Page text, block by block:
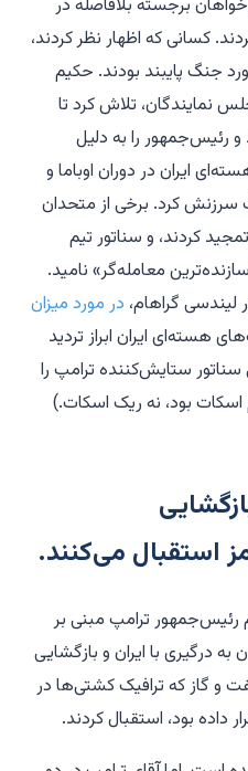
برجسته بلافاصله در
کسانی که اظهار نظر کردند،
جنگ پایبند بودند. حکیم
نمایندگان، تلاش کرد تا
رئیس‌جمهور را به دلیل
ایران در دوران اوباما و
کرد. برخی از متحدان
کردند، و سناتور تیم
معامله‌گر» نامید.
لیندسی گراهام، در مورد میزان
هسته‌ای ایران ابراز تردید
ستایش‌کننده ترامپ را
اسکات بود، نه ریک اسکات.)
استقبال می‌کنند.
رئیس‌جمهور ترامپ مبنی بر
به درگیری با ایران و بازگشایی
و گاز که ترافیک کشتی‌ها در
داده بود، استقبال کردند.